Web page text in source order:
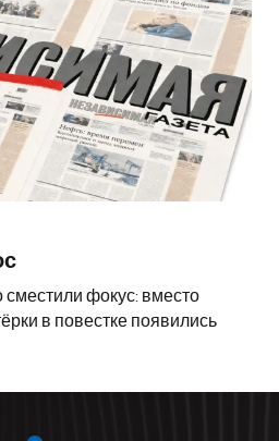
фокус: вместо
в повестке появились